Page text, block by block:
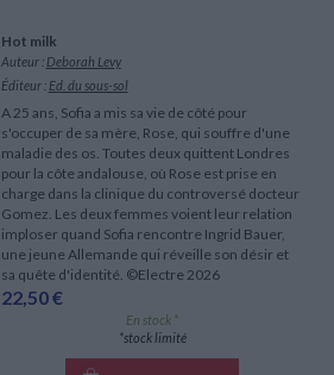
Hot milk
Auteur : Deborah Levy
Éditeur : Ed. du sous-sol
A 25 ans, Sofia a mis sa vie de côté pour
s'occuper de sa mère, Rose, qui souffre d'une
maladie des os. Toutes deux quittent Londres
pour la côte andalouse, où Rose est prise en
charge dans la clinique du controversé docteur
Gomez. Les deux femmes voient leur relation
imploser quand Sofia rencontre Ingrid Bauer,
une jeune Allemande qui réveille son désir et
sa quête d'identité. ©Electre 2026
22,50 €
En stock *
*stock limité